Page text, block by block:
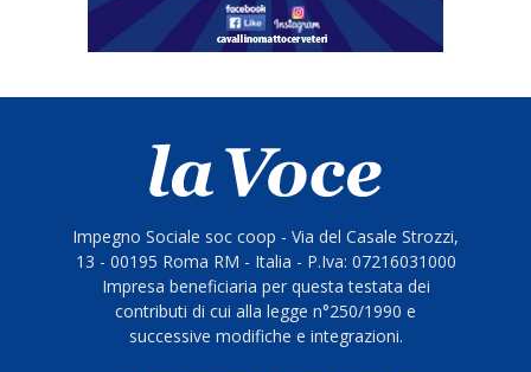
Impegno Sociale soc coop - Via del Casale Strozzi,
13 - 00195 Roma RM - Italia - P.Iva: 07216031000
Impresa beneficiaria per questa testata dei
contributi di cui alla legge n°250/1990 e
successive modifiche e integrazioni.